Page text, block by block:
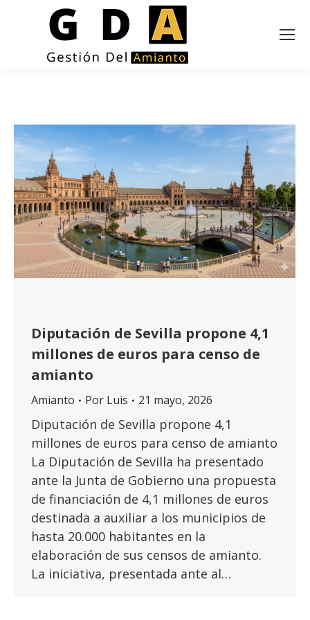
Diputación de Sevilla propone 4,1
millones de euros para censo de
amianto
Amianto Por Luis 21 mayo, 2026
Diputación de Sevilla propone 4,1
millones de euros para censo de amianto
La Diputación de Sevilla ha presentado
ante la Junta de Gobierno una propuesta
de financiación de 4,1 millones de euros
destinada a auxiliar a los municipios de
hasta 20.000 habitantes en la
elaboración de sus censos de amianto.
La iniciativa, presentada ante al…